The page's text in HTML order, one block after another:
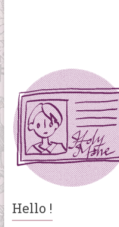
Hello !